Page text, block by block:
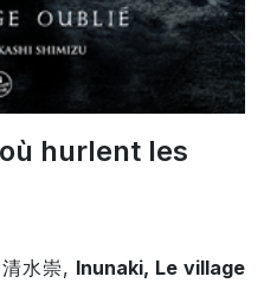
hurlent les
水崇, Inunaki, Le village